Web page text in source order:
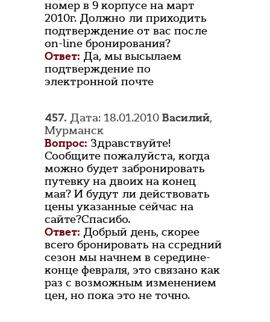
номер в 9 корпусе на март
2010г. Должно ли приходить
подтверждение от вас после
on-line бронирования?
Ответ: Да, мы высылаем
подтверждение по
электронной почте
457. Дата: 18.01.2010 Василий,
Мурманск
Вопрос: Здравствуйте!
Сообщите пожалуйста, когда
можно будет забронировать
путевку на двоих на конец
мая? И будут ли действовать
цены указанные сейчас на
сайте?Спасибо.
Ответ: Добрый день, скорее
всего бронировать на ссредний
сезон мы начнем в середине-
конце февраля, это связано как
раз с возможным изменением
цен, но пока это не точно.